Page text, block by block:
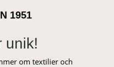
1951
unik!
om textilier och